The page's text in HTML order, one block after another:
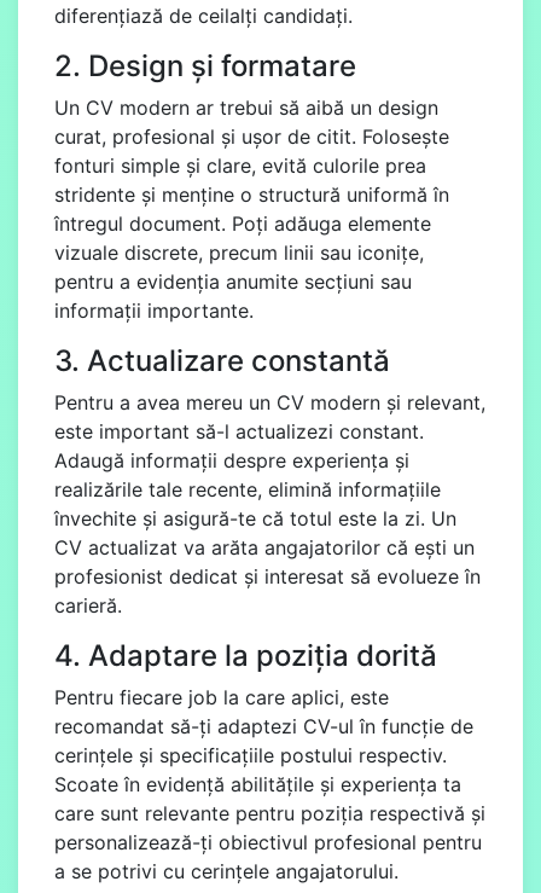
diferențiază de ceilalți candidați.
2. Design și formatare
Un CV modern ar trebui să aibă un design
curat, profesional și ușor de citit. Folosește
fonturi simple și clare, evită culorile prea
stridente și menține o structură uniformă în
întregul document. Poți adăuga elemente
vizuale discrete, precum linii sau iconițe,
pentru a evidenția anumite secțiuni sau
informații importante.
3. Actualizare constantă
Pentru a avea mereu un CV modern și relevant,
este important să-l actualizezi constant.
Adaugă informații despre experiența și
realizările tale recente, elimină informațiile
învechite și asigură-te că totul este la zi. Un
CV actualizat va arăta angajatorilor că ești un
profesionist dedicat și interesat să evolueze în
carieră.
4. Adaptare la poziția dorită
Pentru fiecare job la care aplici, este
recomandat să-ți adaptezi CV-ul în funcție de
cerințele și specificațiile postului respectiv.
Scoate în evidență abilitățile și experiența ta
care sunt relevante pentru poziția respectivă și
personalizează-ți obiectivul profesional pentru
a se potrivi cu cerințele angajatorului.